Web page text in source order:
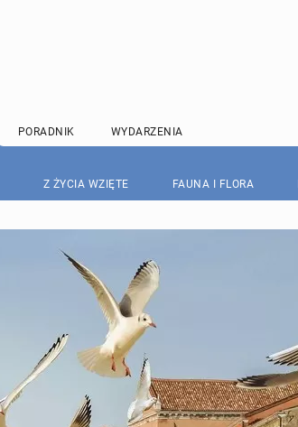
PORADNIK WYDARZENIA
Z ŻYCIA WZIĘTE FAUNA I FLORA